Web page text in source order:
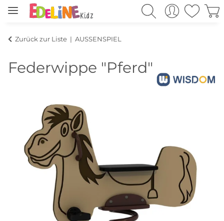
Zurück zur Liste AUSSENSPIEL
Federwippe "Pferd"